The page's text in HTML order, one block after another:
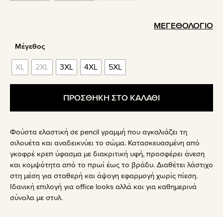
ΜΕΓΕΘΟΛΟΓΙΟ
Μέγεθος
XL 2XL 3XL 4XL 5XL
ΠΡΟΣΘΗΚΗ ΣΤΟ ΚΑΛΑΘΙ
Φούστα ελαστική σε pencil γραμμή που αγκαλιάζει τη
σιλουέτα και αναδεικνύει το σώμα. Κατασκευασμένη από
γκοφρέ κρεπ ύφασμα με διακριτική υφή, προσφέρει άνεση
και κομψότητα από το πρωί έως το βράδυ. Διαθέτει λάστιχο
στη μέση για σταθερή και άψογη εφαρμογή χωρίς πίεση.
Ιδανική επιλογή για office looks αλλά και για καθημερινά
σύνολα με στυλ.